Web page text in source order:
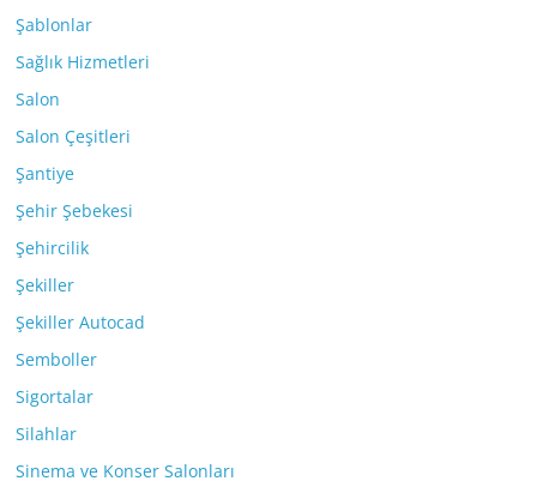
Şablonlar
Sağlık Hizmetleri
Salon
Salon Çeşitleri
Şantiye
Şehir Şebekesi
Şehircilik
Şekiller
Şekiller Autocad
Semboller
Sigortalar
Silahlar
Sinema ve Konser Salonları